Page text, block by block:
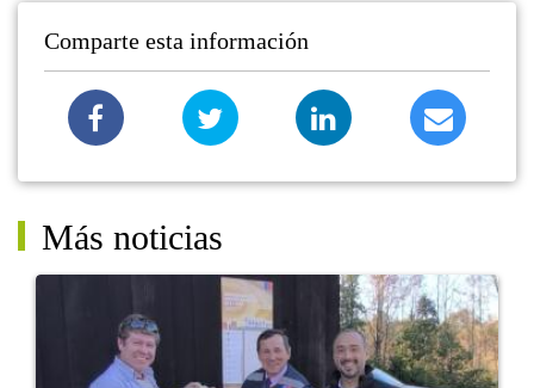
Comparte esta información
Más noticias